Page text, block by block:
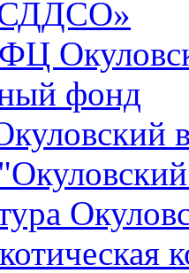
фонд